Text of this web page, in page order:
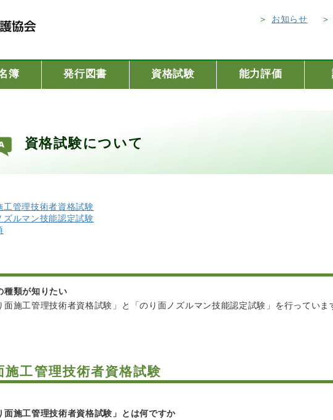
お知らせ
簿 発行図書 資格試験 能力評価
資格試験について
工管理技術者資格試験
ズルマン技能認定試験
種類が知りたい
面施工管理技術者資格試験」と「のり面ノズルマン技能認定試験」を行っていま
施工管理技術者資格試験
面施工管理技術者資格試験」とは何ですか